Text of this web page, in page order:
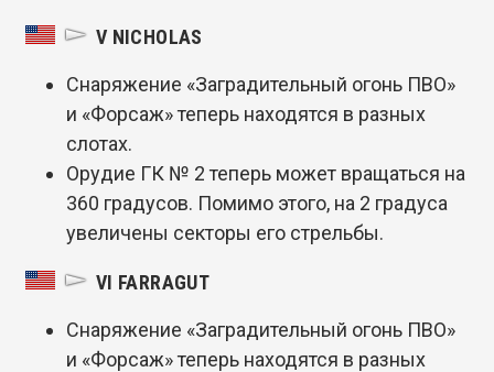
V NICHOLAS
Снаряжение «Заградительный огонь ПВО»
и «Форсаж» теперь находятся в разных
слотах.
Орудие ГК № 2 теперь может вращаться на
360 градусов. Помимо этого, на 2 градуса
увеличены секторы его стрельбы.
VI FARRAGUT
Снаряжение «Заградительный огонь ПВО»
и «Форсаж» теперь находятся в разных